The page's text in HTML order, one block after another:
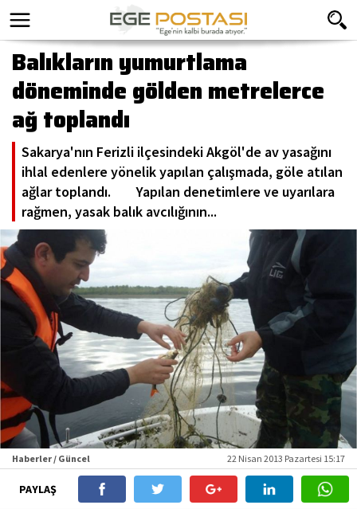
Balıkların yumurtlama
döneminde gölden metrelerce
ağ toplandı
Sakarya'nın Ferizli ilçesindeki Akgöl'de av yasağını
ihlal edenlere yönelik yapılan çalışmada, göle atılan
ağlar toplandı. Yapılan denetimlere ve uyarılara
rağmen, yasak balık avcılığının...
Haberler / Güncel 22 Nisan 2013 Pazartesi 15:17
PAYLAŞ